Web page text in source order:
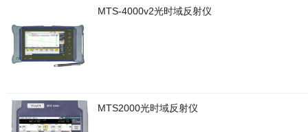
MTS-4000v2光时域反射仪
MTS2000光时域反射仪